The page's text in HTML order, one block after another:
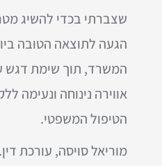
שצברתי בכדי להשיג
הגעה לתוצאה הטובה
המשרד, תוך שימת דגש
אווירה נינוחה ונעימה
הטיפול המשפטי.
מוריאל סויסה, עורכת דין.